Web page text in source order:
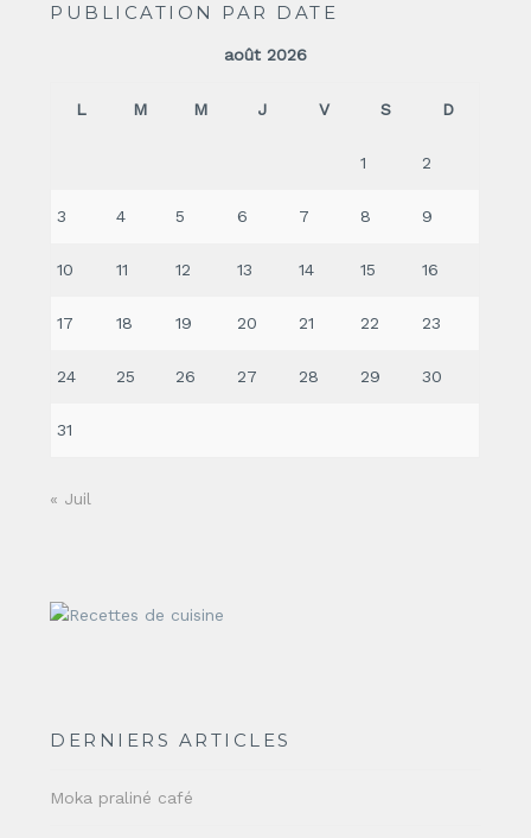
PUBLICATION PAR DATE
août 2026
L M M J V S D
1 2
3 4 5 6 7 8 9
10 11 12 13 14 15 16
17 18 19 20 21 22 23
24 25 26 27 28 29 30
31
« Juil
DERNIERS ARTICLES
Moka praliné café